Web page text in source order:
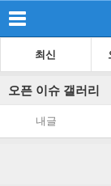
최신
오픈 이슈 갤러리
내글